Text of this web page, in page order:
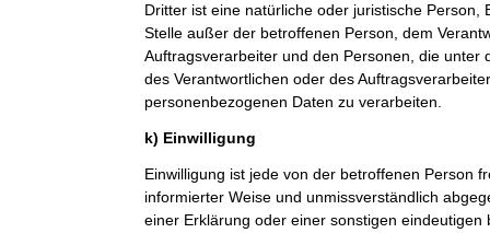
Dritter ist eine natürliche oder juristische Person,
Stelle außer der betroffenen Person, dem
Auftragsverarbeiter und den Personen, die unter
des Verantwortlichen oder des
personenbezogenen Daten zu verarbeiten.
k) Einwilligung
Einwilligung ist jede von der betroffenen Person
informierter Weise und unmissverständlich
einer Erklärung oder einer sonstigen